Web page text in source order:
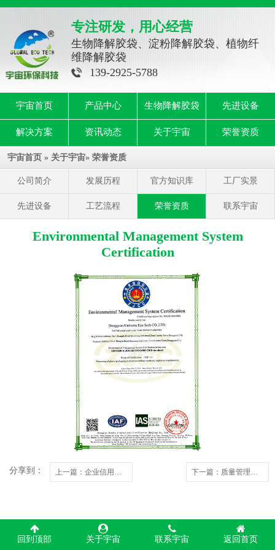
专注研发，用心经营
生物降解胶袋、淀粉降解胶袋、植物纤
维降解胶袋
139-2925-5788
宇宙首页 产品中心 生物降解胶袋 先进设备
解决方案 资讯动态 关于宇宙 荣誉资质
宇宙首页 » 关于宇宙» 荣誉资质
公司简介 发展历程 官方知识库 工厂实景
先进设备 工艺流程 荣誉资质 联系宇宙
Environmental Management System
Certification
分享到： 上一篇 ：企业信用等级证书 — AAA企业信用等级证书 下一篇 ：质量管理体系认证证书
回到顶部 关于宇宙 联系宇宙 返回首页